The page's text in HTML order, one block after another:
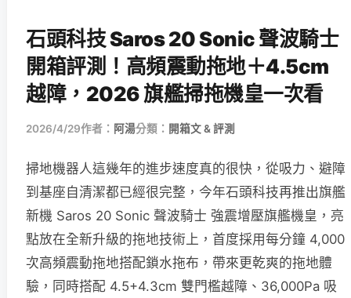
石頭科技 Saros 20 Sonic 聲波騎士
開箱評測！高頻震動拖地＋4.5cm
越障，2026 旗艦掃拖機皇一次看
2026/4/29作者： 阿湯分類： 開箱文 & 評測
掃地機器人這幾年的進步速度真的很快，從吸力、避障
到基座自清潔都已經很完整，今年石頭科技再推出旗艦
新機 Saros 20 Sonic 聲波騎士 強震增壓旗艦機皇，亮
點放在全新升級的拖地技術上，首度採用每分鐘 4,000
次高頻震動拖地搭配鎖水拖布，帶來更乾爽的拖地體
驗，同時搭配 4.5+4.3cm 雙門檻越障、36,000Pa 吸